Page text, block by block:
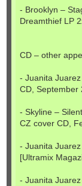
- Brooklyn –
Dreamthief LP
CD – other
- Juanita
CD, September
- Skyline –
CZ cover CD,
- Juanita
[Ultramix
- Juanita